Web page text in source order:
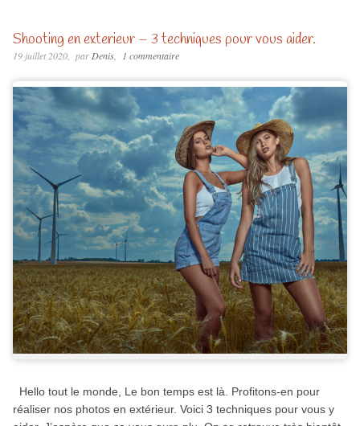
Shooting en exterieur – 3 techniques pour vous aider.
19 juillet 2020 parDenis 1 commentaire
Hello tout le monde, Le bon temps est là. Profitons-en pour
réaliser nos photos en extérieur. Voici 3 techniques pour vous y